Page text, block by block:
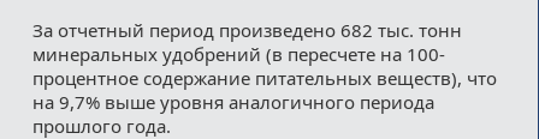
За отчетный период произведено 682 тыс. тонн
минеральных удобрений (в пересчете на 100-
процентное содержание питательных веществ), что
на 9,7% выше уровня аналогичного периода
прошлого года.